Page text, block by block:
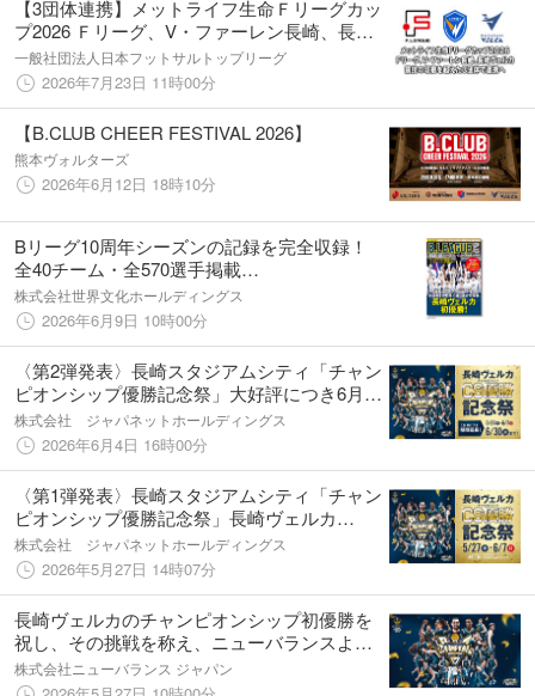
【3団体連携】メットライフ生命Ｆリーグカッ
プ2026 Ｆリーグ、V・ファーレン長崎、長崎
ヴェルカ 競技の垣根を超えた3団体で連携へ
【メットライフ生命Ｆリーグカップ2026】
一般社団法人日本フットサルトップリーグ
2026年7月23日 11時00分
【B.CLUB CHEER FESTIVAL 2026】
熊本ヴォルターズ
2026年6月12日 18時10分
Bリーグ10周年シーズンの記録を完全収録！
全40チーム・全570選手掲載
『B.LEAGUE2025-26シーズンレビューブッ
ク』6月11日発売
株式会社世界文化ホールディングス
2026年6月9日 10時00分
〈第2弾発表〉長崎スタジアムシティ「チャン
ピオンシップ優勝記念祭」大好評につき6月30
日まで期間延長！総額2.5億円相当のクーポン
配布！チーム専用バスに乗車できる1日5室限
定の特別宿泊プランも登場
株式会社 ジャパネットホールディングス
2026年6月4日 16時00分
〈第1弾発表〉長崎スタジアムシティ「チャン
ピオンシップ優勝記念祭」長崎ヴェルカ
B.LEAGUE 2025-26 年間優勝を記念した特別
なキャンペーンやイベントを5月27日より開催
株式会社 ジャパネットホールディングス
2026年5月27日 14時07分
長崎ヴェルカのチャンピオンシップ初優勝を
祝し、その挑戦を称え、ニューバランスより
優勝記念Tシャツと特別ユニフォームを発売
株式会社ニューバランス ジャパン